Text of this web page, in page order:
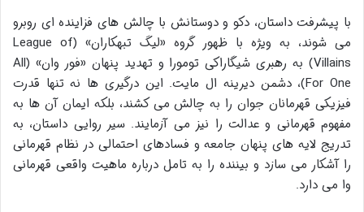
با پیشرفت داستان، دکو و دوستانش با چالش های فزاینده ای روبرو
می شوند، به ویژه با ظهور گروه «لیگ تبهکاران» (League of
Villains) به رهبری شیگاراکی تومورا و تهدید پنهان «فور وان» (All
For One)، دشمن دیرینه ال مایت. این درگیری ها نه تنها قدرت
فیزیکی قهرمانان جوان را به چالش می کشند، بلکه ایمان آن ها به
مفهوم قهرمانی و عدالت را نیز می آزمایند. سیر روایی داستان، به
تدریج لایه های پنهان جامعه و فسادهای احتمالی در نظام قهرمانی
را آشکار می سازد و بیننده را به تامل درباره ماهیت واقعی قهرمانی
وا می دارد.